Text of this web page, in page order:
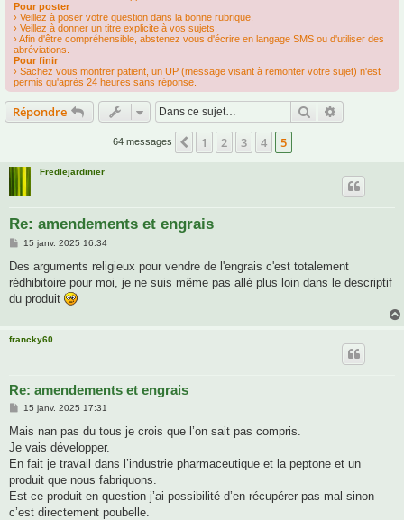
Pour poster
› Veillez à poser votre question dans la bonne rubrique.
› Veillez à donner un titre explicite à vos sujets.
› Afin d'être compréhensible, abstenez vous d'écrire en langage SMS ou d'utiliser des
abréviations.
Pour finir
› Sachez vous montrer patient, un UP (message visant à remonter votre sujet) n'est
permis qu'après 24 heures sans réponse.
Répondre Rechercher
64 messages Précédente
1 2 3 4 5
Fredlejardinier
Re: amendements et engrais
M
s
a
g
15 janv. 2025 16:34
Des arguments religieux pour vendre de l'engrais c'est totalement
rédhibitoire pour moi, je ne suis même pas allé plus loin dans le descriptif
du produit
francky60
Re: amendements et engrais
M
s
a
g
15 janv. 2025 17:31
Mais nan pas du tous je crois que l’on sait pas compris.
Je vais développer.
En fait je travail dans l’industrie pharmaceutique et la peptone et un
produit que nous fabriquons.
Est-ce produit en question j’ai possibilité d’en récupérer pas mal sinon
c’est directement poubelle.